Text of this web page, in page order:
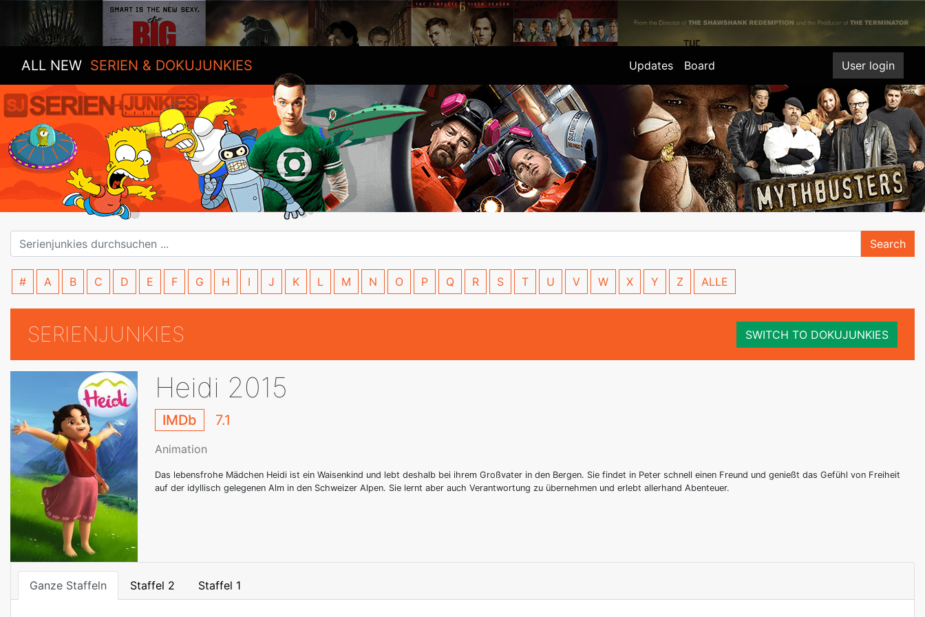
ALL NEW SERIEN & DOKUJUNKIES Updates Board User login
Search
# A B C D E F G H I J K L M N O P Q R S T U V W X Y Z ALLE
SERIENJUNKIES SWITCH TO DOKUJUNKIES
Heidi 2015
IMDb 7.1
Animation
Das lebensfrohe Mädchen Heidi ist ein Waisenkind und lebt deshalb bei ihrem Großvater in den Bergen. Sie findet in Peter schnell einen Freund und genießt das Gefühl von Freiheit
auf der idyllisch gelegenen Alm in den Schweizer Alpen. Sie lernt aber auch Verantwortung zu übernehmen und erlebt allerhand Abenteuer.
Ganze Staffeln Staffel 2 Staffel 1